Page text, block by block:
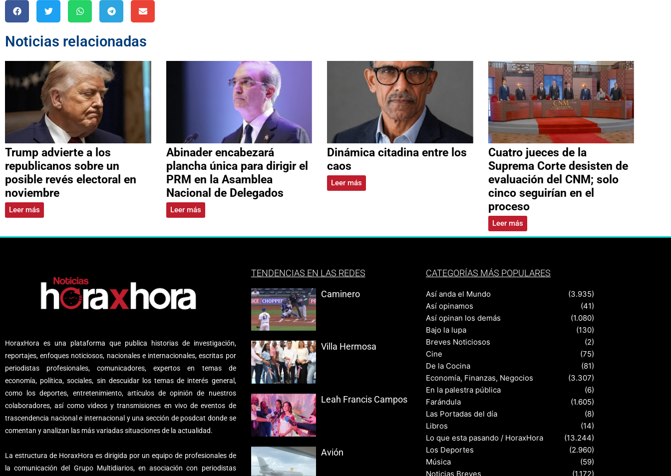
Noticias relacionadas
Trump advierte a los
republicanos sobre un
posible revés electoral en
noviembre
Leer más
Abinader encabezará
plancha única para dirigir el
PRM en la Asamblea
Nacional de Delegados
Leer más
Dinámica citadina entre los
caos
Leer más
Cuatro jueces de la
Suprema Corte desisten de
evaluación del CNM; solo
cinco seguirían en el
proceso
Leer más
HoraxHora es una plataforma que publica historias de investigación,
reportajes, enfoques noticiosos, nacionales e internacionales, escritas por
periodistas profesionales, comunicadores, expertos en temas de
economía, política, sociales, sin descuidar los temas de interés general,
como los deportes, entretenimiento, artículos de opinión de nuestros
colaboradores, así como videos y transmisiones en vivo de eventos de
trascendencia nacional e internacional y una sección de posdcat donde se
comentan y analizan las más variadas situaciones de la actualidad.
La estructura de HoraxHora es dirigida por un equipo de profesionales de
la comunicación del Grupo Multidiarios, en asociación con periodistas
TENDENCIAS EN LAS REDES
Caminero
Villa Hermosa
Leah Francis Campos
Avión
CATEGORÍAS MÁS POPULARES
Así anda el Mundo
(3.935)
Así opinamos
(41)
Así opinan los demás
(1.080)
Bajo la lupa
(130)
Breves Noticiosos
(2)
Cine
(75)
De la Cocina
(81)
Economía, Finanzas, Negocios
(3.307)
En la palestra pública
(6)
Farándula
(1.605)
Las Portadas del día
(8)
Libros
(14)
Lo que esta pasando / HoraxHora
(13.244)
Los Deportes
(2.960)
Música
(59)
Noticias Breves
(1.172)